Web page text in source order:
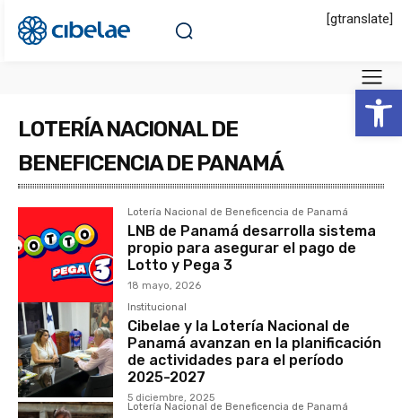
Abrir
[gtranslate]
LOTERÍA NACIONAL DE
BENEFICENCIA DE PANAMÁ
Lotería Nacional de Beneficencia de Panamá
LNB de Panamá desarrolla sistema
propio para asegurar el pago de
Lotto y Pega 3
18 mayo, 2026
Institucional
Cibelae y la Lotería Nacional de
Panamá avanzan en la planificación
de actividades para el período
2025-2027
5 diciembre, 2025
Lotería Nacional de Beneficencia de Panamá